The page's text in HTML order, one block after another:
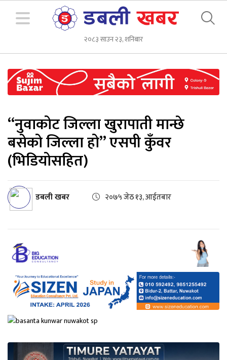
२०८३ साउन २३, शनिबार
“नुवाकोट जिल्ला खुरापाती मान्छे
बसेको जिल्ला हो” एसपी कुँवर
(भिडियोसहित)
डबली खबर २०७५ जेठ १३, आईतबार